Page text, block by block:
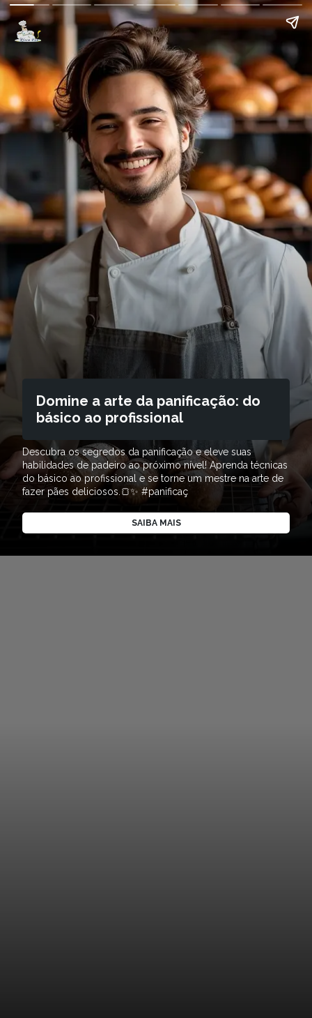
Domine a arte da panificação: do
básico ao profissional
Descubra os segredos da panificação e eleve suas
habilidades de padeiro ao próximo nível! Aprenda técnicas
do básico ao profissional e se torne um mestre na arte de
fazer pães deliciosos.🍞✨ #panificaç
SAIBA MAIS